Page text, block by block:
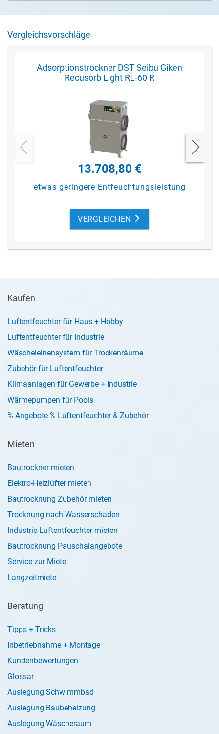
Vergleichsvorschläge
Adsorptionstrockner DST Seibu Giken
Recusorb Light RL-60 R
13.708,80 €
etwas geringere Entfeuchtungsleistung
VERGLEICHEN
Kaufen
Luftentfeuchter für Haus + Hobby
Luftentfeuchter für Industrie
Wäscheleinensystem für Trockenräume
Zubehör für Luftentfeuchter
Klimaanlagen für Gewerbe + Industrie
Wärmepumpen für Pools
% Angebote % Luftentfeuchter & Zubehör
Mieten
Bautrockner mieten
Elektro-Heizlüfter mieten
Bautrocknung Zubehör mieten
Trocknung nach Wasserschaden
Industrie-Luftentfeuchter mieten
Bautrocknung Pauschalangebote
Service zur Miete
Langzeitmiete
Beratung
Tipps + Tricks
Inbetriebnahme + Montage
Kundenbewertungen
Glossar
Auslegung Schwimmbad
Auslegung Baubeheizung
Auslegung Wäscheraum